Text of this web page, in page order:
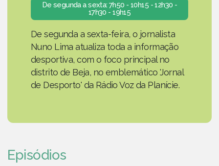
De segunda a sexta: 7h50 - 10h15 - 12h30 -
17h30 - 19h15
De segunda a sexta-feira, o jornalista
Nuno Lima atualiza toda a informação
desportiva, com o foco principal no
distrito de Beja, no emblemático 'Jornal
de Desporto' da Rádio Voz da Planície.
Episódios